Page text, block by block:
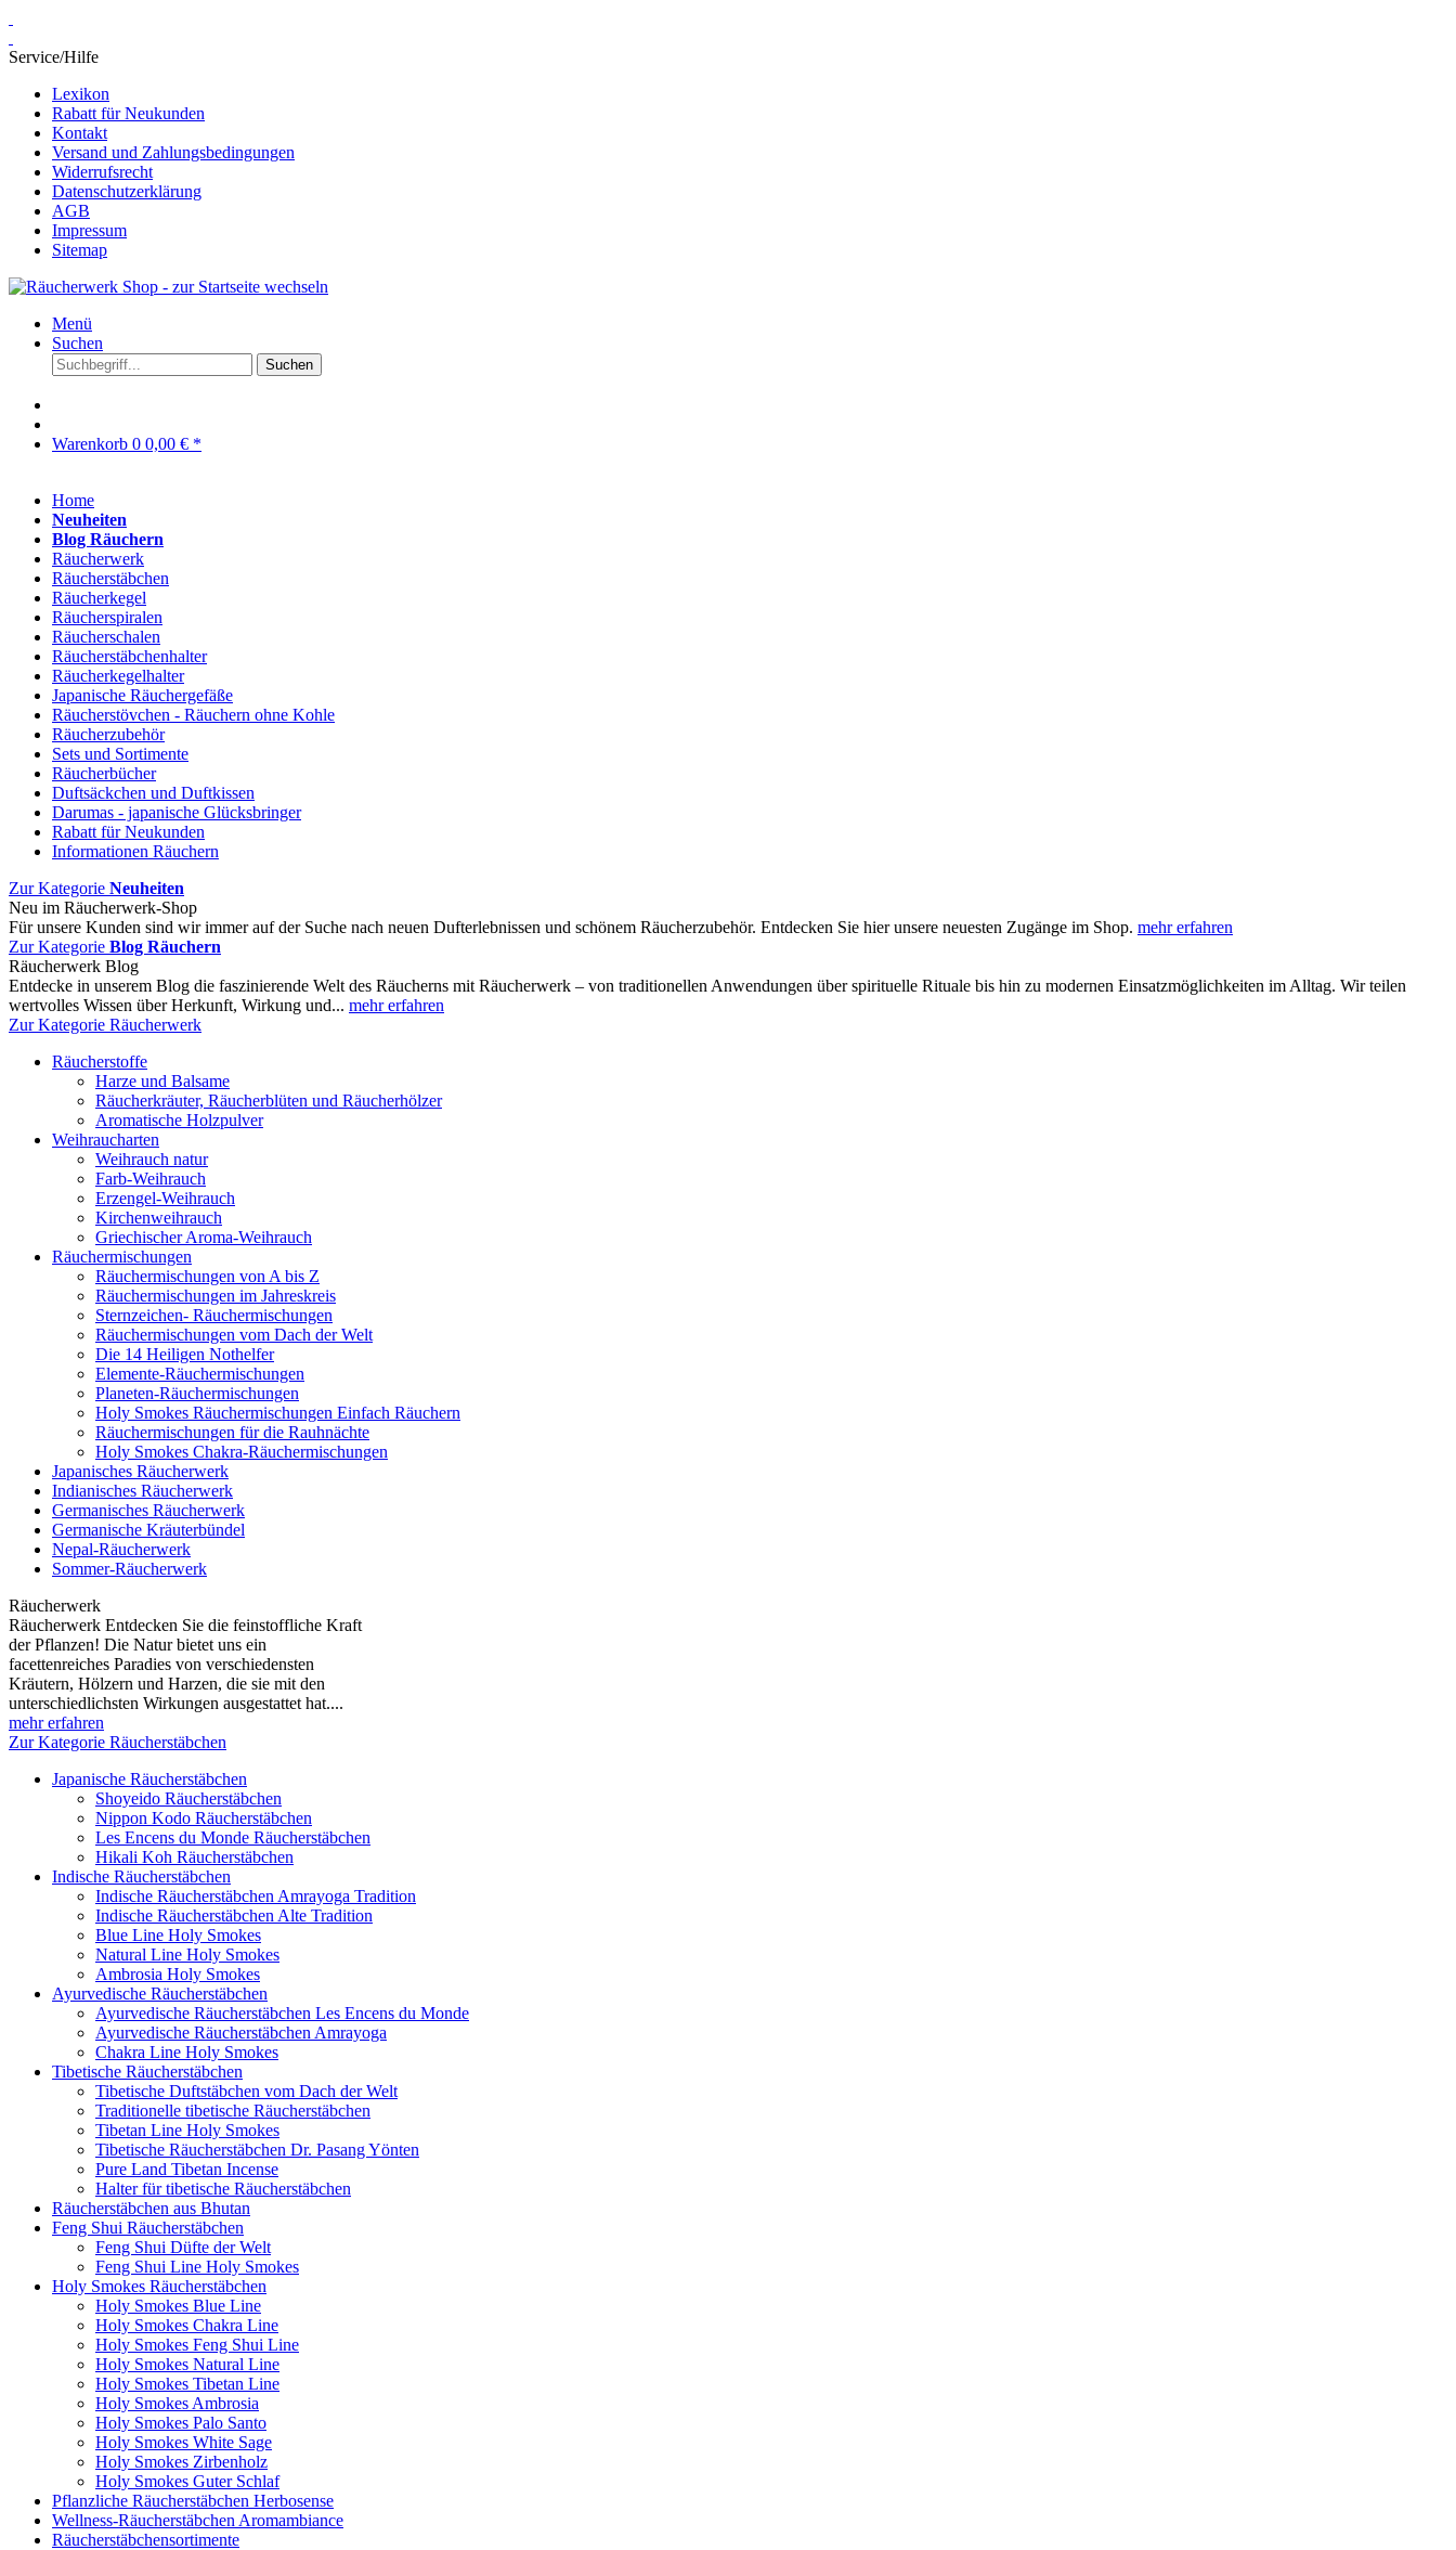
Service/Hilfe
Lexikon
Rabatt für Neukunden
Kontakt
Versand und Zahlungsbedingungen
Widerrufsrecht
Datenschutzerklärung
AGB
Impressum
Sitemap
Menü
Suchen
Suchen
Warenkorb 0 0,00 € *
Home
Neuheiten
Blog Räuchern
Räucherwerk
Räucherstäbchen
Räucherkegel
Räucherspiralen
Räucherschalen
Räucherstäbchenhalter
Räucherkegelhalter
Japanische Räuchergefäße
Räucherstövchen - Räuchern ohne Kohle
Räucherzubehör
Sets und Sortimente
Räucherbücher
Duftsäckchen und Duftkissen
Darumas - japanische Glücksbringer
Rabatt für Neukunden
Informationen Räuchern
Zur Kategorie Neuheiten
Neu im Räucherwerk-Shop
Für unsere Kunden sind wir immer auf der Suche nach neuen Dufterlebnissen und schönem Räucherzubehör. Entdecken Sie hier unsere neuesten Zugänge im Shop. mehr erfahren
Zur Kategorie Blog Räuchern
Räucherwerk Blog
Entdecke in unserem Blog die faszinierende Welt des Räucherns mit Räucherwerk – von traditionellen Anwendungen über spirituelle Rituale bis hin zu modernen Einsatzmöglichkeiten im Alltag. Wir teilen
wertvolles Wissen über Herkunft, Wirkung und... mehr erfahren
Zur Kategorie Räucherwerk
Räucherstoffe
Harze und Balsame
Räucherkräuter, Räucherblüten und Räucherhölzer
Aromatische Holzpulver
Weihraucharten
Weihrauch natur
Farb-Weihrauch
Erzengel-Weihrauch
Kirchenweihrauch
Griechischer Aroma-Weihrauch
Räuchermischungen
Räuchermischungen von A bis Z
Räuchermischungen im Jahreskreis
Sternzeichen- Räuchermischungen
Räuchermischungen vom Dach der Welt
Die 14 Heiligen Nothelfer
Elemente-Räuchermischungen
Planeten-Räuchermischungen
Holy Smokes Räuchermischungen Einfach Räuchern
Räuchermischungen für die Rauhnächte
Holy Smokes Chakra-Räuchermischungen
Japanisches Räucherwerk
Indianisches Räucherwerk
Germanisches Räucherwerk
Germanische Kräuterbündel
Nepal-Räucherwerk
Sommer-Räucherwerk
Räucherwerk
Räucherwerk Entdecken Sie die feinstoffliche Kraft
der Pflanzen! Die Natur bietet uns ein
facettenreiches Paradies von verschiedensten
Kräutern, Hölzern und Harzen, die sie mit den
unterschiedlichsten Wirkungen ausgestattet hat....
mehr erfahren
Zur Kategorie Räucherstäbchen
Japanische Räucherstäbchen
Shoyeido Räucherstäbchen
Nippon Kodo Räucherstäbchen
Les Encens du Monde Räucherstäbchen
Hikali Koh Räucherstäbchen
Indische Räucherstäbchen
Indische Räucherstäbchen Amrayoga Tradition
Indische Räucherstäbchen Alte Tradition
Blue Line Holy Smokes
Natural Line Holy Smokes
Ambrosia Holy Smokes
Ayurvedische Räucherstäbchen
Ayurvedische Räucherstäbchen Les Encens du Monde
Ayurvedische Räucherstäbchen Amrayoga
Chakra Line Holy Smokes
Tibetische Räucherstäbchen
Tibetische Duftstäbchen vom Dach der Welt
Traditionelle tibetische Räucherstäbchen
Tibetan Line Holy Smokes
Tibetische Räucherstäbchen Dr. Pasang Yönten
Pure Land Tibetan Incense
Halter für tibetische Räucherstäbchen
Räucherstäbchen aus Bhutan
Feng Shui Räucherstäbchen
Feng Shui Düfte der Welt
Feng Shui Line Holy Smokes
Holy Smokes Räucherstäbchen
Holy Smokes Blue Line
Holy Smokes Chakra Line
Holy Smokes Feng Shui Line
Holy Smokes Natural Line
Holy Smokes Tibetan Line
Holy Smokes Ambrosia
Holy Smokes Palo Santo
Holy Smokes White Sage
Holy Smokes Zirbenholz
Holy Smokes Guter Schlaf
Pflanzliche Räucherstäbchen Herbosense
Wellness-Räucherstäbchen Aromambiance
Räucherstäbchensortimente